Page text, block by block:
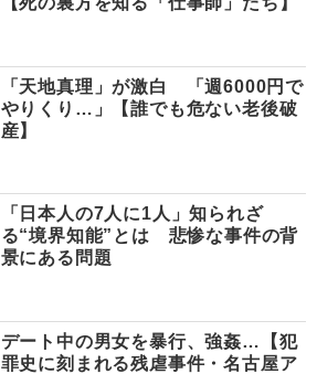
「天地真理」が激白 「週6000円で
やりくり…」【誰でも危ない老後破
産】
「日本人の7人に1人」知られざ
る“境界知能”とは 悲惨な事件の背
景にある問題
デート中の男女を暴行、強姦…【犯
罪史に刻まれる残虐事件・名古屋ア